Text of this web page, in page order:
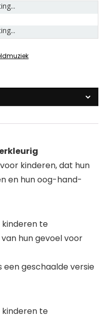
kinderen, dat hun
en hun oog-hand-
te
hun gevoel voor
een geschaalde versie
te